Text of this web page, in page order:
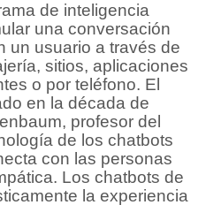
de inteligencia
una conversación
un usuario a través de
sitios, aplicaciones
o por teléfono. El
en la década de
profesor del
de los chatbots
con las personas
Los chatbots de
la experiencia